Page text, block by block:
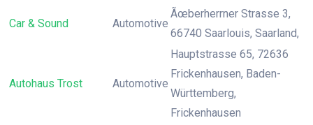
Car & Sound Automotive
Ãœberherrner Strasse 3,
66740 Saarlouis, Saarland,
Autohaus Trost Automotive
Hauptstrasse 65, 72636
Frickenhausen, Baden-
Württemberg,
Frickenhausen